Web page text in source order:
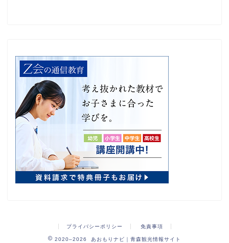
プライバシーポリシー 免責事項
2020–2026 あおもりナビ｜青森観光情報サイト